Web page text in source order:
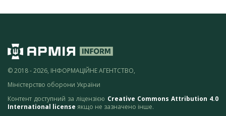
© 2018 - 2026, ІНФОРМАЦІЙНЕ АГЕНТСТВО,
Міністерство оборони України
Контент доступний за ліцензією Creative Commons Attribution 4.0
International license якщо не зазначено інше.